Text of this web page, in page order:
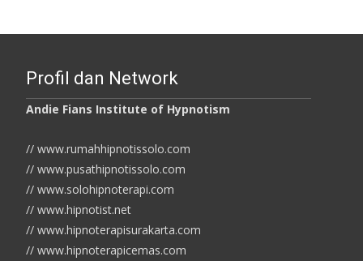
Profil dan Network
Andie Fians Institute of Hypnotism
// www.rumahhipnotissolo.com
// www.pusathipnotissolo.com
// www.solohipnoterapi.com
// www.hipnotist.net
// www.hipnoterapisurakarta.com
// www.hipnoterapicemas.com